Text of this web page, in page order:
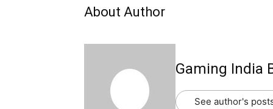
About Author
Gaming India
See author's